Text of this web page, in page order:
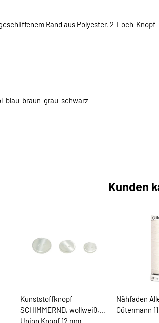
Rand aus Polyester, 2-Loch-Knopf
blau-braun-grau-schwarz
Kunden
Kunststoffknopf
SCHIMMERND, wollweiß,
Union Knopf 12 mm
Nähfaden
Gütermann